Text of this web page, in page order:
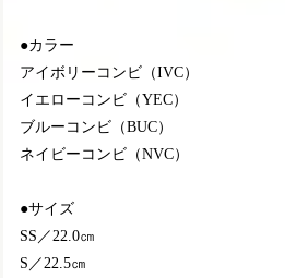
●カラー
アイボリーコンビ（IVC）
イエローコンビ（YEC）
ブルーコンビ（BUC）
ネイビーコンビ（NVC）
●サイズ
SS／22.0㎝
S／22.5㎝